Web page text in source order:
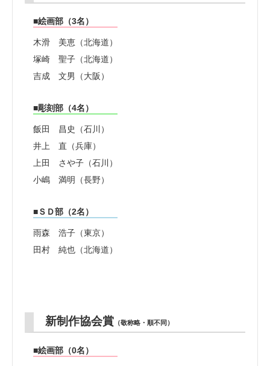
■絵画部（3名）
木滑 美恵（北海道）
塚崎 聖子（北海道）
吉成 文男（大阪）
■彫刻部（4名）
飯田 昌史（石川）
井上 直（兵庫）
上田 さや子（石川）
小嶋 満明（長野）
■ＳＤ部（2名）
雨森 浩子（東京）
田村 純也（北海道）
新制作協会賞 （敬称略・順不同）
■絵画部（0名）